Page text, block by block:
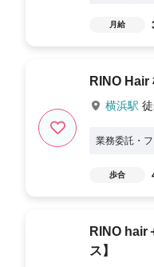
月給
RINO Hair
横浜駅
業務委託・
歩合
RINO hair
ス】